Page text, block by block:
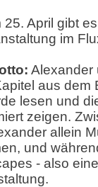
25. April gibt
im
Alexander
aus dem
lesen und
zeigen.
allein
und
- also eine